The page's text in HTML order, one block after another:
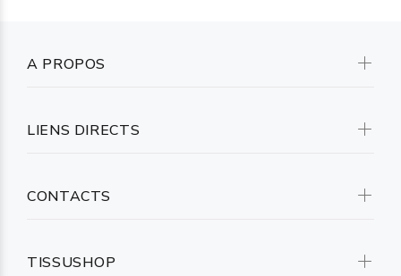
A PROPOS
LIENS DIRECTS
CONTACTS
TISSUSHOP